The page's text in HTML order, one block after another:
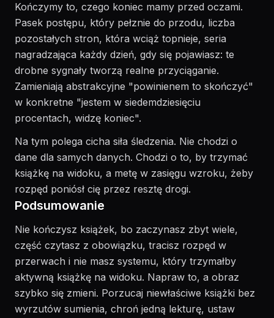
Kończymy to, czego koniec mamy przed oczami.
Pasek postępu, który pełznie do przodu, liczba
pozostałych stron, która wciąż topnieje, seria
nagradzająca każdy dzień, gdy się pojawiasz: te
drobne sygnały tworzą realne przyciąganie.
Zamieniają abstrakcyjne "powinienem to skończyć"
w konkretne "jestem w siedemdziesięciu
procentach, widzę koniec".
Na tym polega cicha siła śledzenia. Nie chodzi o
dane dla samych danych. Chodzi o to, by trzymać
książkę na widoku, a metę w zasięgu wzroku, żeby
rozpęd poniósł cię przez resztę drogi.
Podsumowanie
Nie kończysz książek, bo zaczynasz zbyt wiele,
część czytasz z obowiązku, tracisz rozpęd w
przerwach i nie masz systemu, który trzymałby
aktywną książkę na widoku. Napraw to, a obraz
szybko się zmieni. Porzucaj niewłaściwe książki bez
wyrzutów sumienia, chroń jedną lekturę, ustaw